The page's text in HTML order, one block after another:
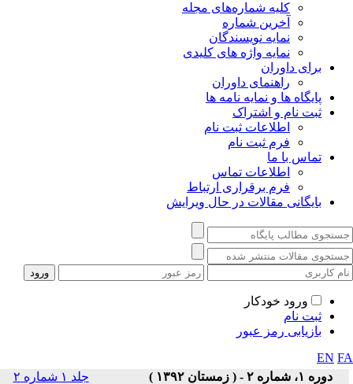
کلیه شماره‌های مجله
آخرین شماره
نمایه نویسندگان
نمایه واژه های کلیدی
برای داوران
راهنمای داوران
پایگاه ها و نمایه نامه ها
ثبت نام و اشتراک
اطلاعات ثبت نام
فرم ثبت نام
تماس با ما
اطلاعات تماس
فرم برقراری ارتباط
بایگانی مقالات در حال ویرایش
ورود خودکار
ثبت نام
بازیابی رمز عبور
EN
دوره ۱، شماره ۲ - ( زمستان ۱۳۹۲ )
جلد ۱ شماره ۲